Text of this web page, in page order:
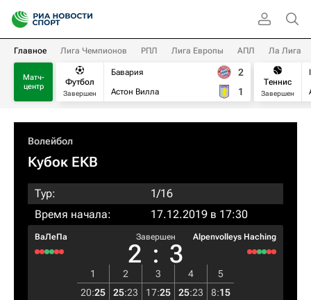
Главное Лига Чемпионов РПЛ Лига Европы АПЛ Ла Лига
Матч-
центр
Футбол
Завершен
Бавария
Астон Вилла
2
1
Теннис
Завершен
Волейбол
Кубок ЕКВ
Тур:
1/16
Время начала:
17.12.2019 в 17:30
ВаЛеПа Завершен
2 : 3
Alpenvolleys Haching
1 2 3 4
5
20:25 25:23 17:25 25:23 8:15